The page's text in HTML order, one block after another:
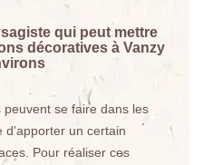
qui peut mettre
décoratives à Vanzy
se faire dans les
d'apporter un certain
Pour réaliser ces